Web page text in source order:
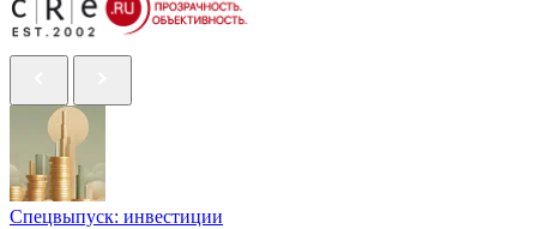
Спецвыпуск: инвестиции